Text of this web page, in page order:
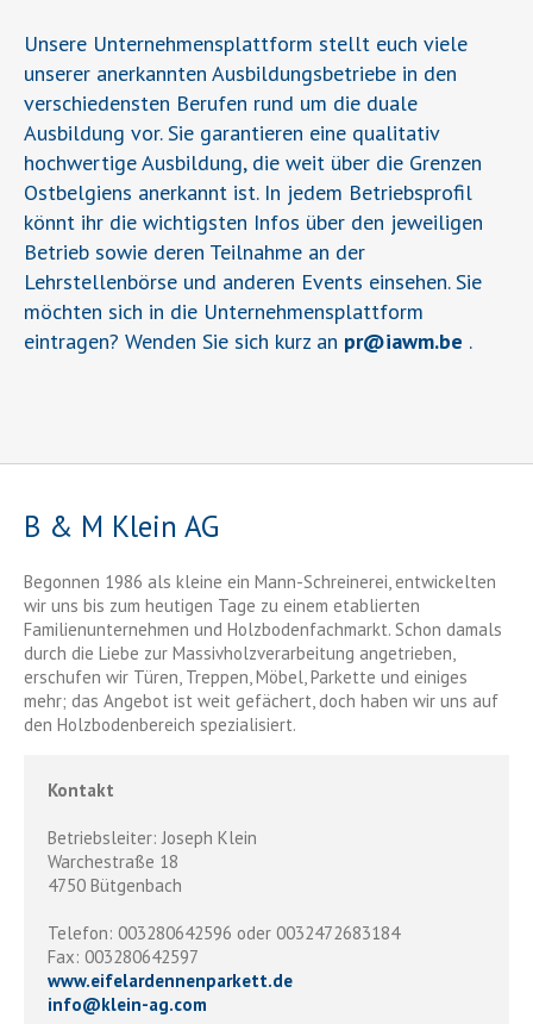
Unsere Unternehmensplattform stellt euch viele
unserer anerkannten Ausbildungsbetriebe in den
verschiedensten Berufen rund um die duale
Ausbildung vor. Sie garantieren eine qualitativ
hochwertige Ausbildung, die weit über die Grenzen
Ostbelgiens anerkannt ist. In jedem Betriebsprofil
könnt ihr die wichtigsten Infos über den jeweiligen
Betrieb sowie deren Teilnahme an der
Lehrstellenbörse und anderen Events einsehen. Sie
möchten sich in die Unternehmensplattform
eintragen? Wenden Sie sich kurz an pr@iawm.be .
B & M Klein AG
Begonnen 1986 als kleine ein Mann-Schreinerei, entwickelten
wir uns bis zum heutigen Tage zu einem etablierten
Familienunternehmen und Holzbodenfachmarkt. Schon damals
durch die Liebe zur Massivholzverarbeitung angetrieben,
erschufen wir Türen, Treppen, Möbel, Parkette und einiges
mehr; das Angebot ist weit gefächert, doch haben wir uns auf
den Holzbodenbereich spezialisiert.
Kontakt
Betriebsleiter: Joseph Klein
Warchestraße 18
4750 Bütgenbach
Telefon: 003280642596 oder 0032472683184
Fax: 003280642597
www.eifelardennenparkett.de
info@klein-ag.com